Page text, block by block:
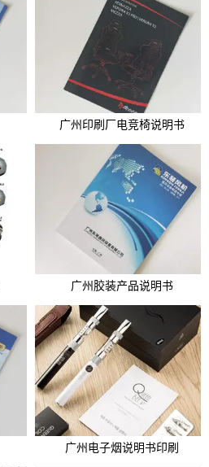
广州印刷厂电竞椅说明书
广州胶装产品说明书
广州电子烟说明书印刷